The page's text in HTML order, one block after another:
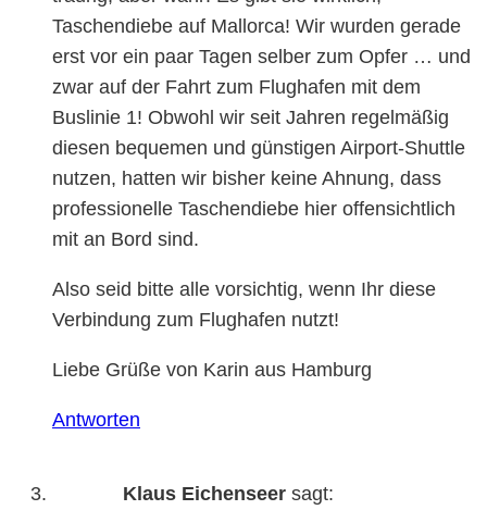
Taschendiebe auf Mallorca! Wir wurden gerade
erst vor ein paar Tagen selber zum Opfer … und
zwar auf der Fahrt zum Flughafen mit dem
Buslinie 1! Obwohl wir seit Jahren regelmäßig
diesen bequemen und günstigen Airport-Shuttle
nutzen, hatten wir bisher keine Ahnung, dass
professionelle Taschendiebe hier offensichtlich
mit an Bord sind.
Also seid bitte alle vorsichtig, wenn Ihr diese
Verbindung zum Flughafen nutzt!
Liebe Grüße von Karin aus Hamburg
Antworten
Klaus Eichenseer sagt: